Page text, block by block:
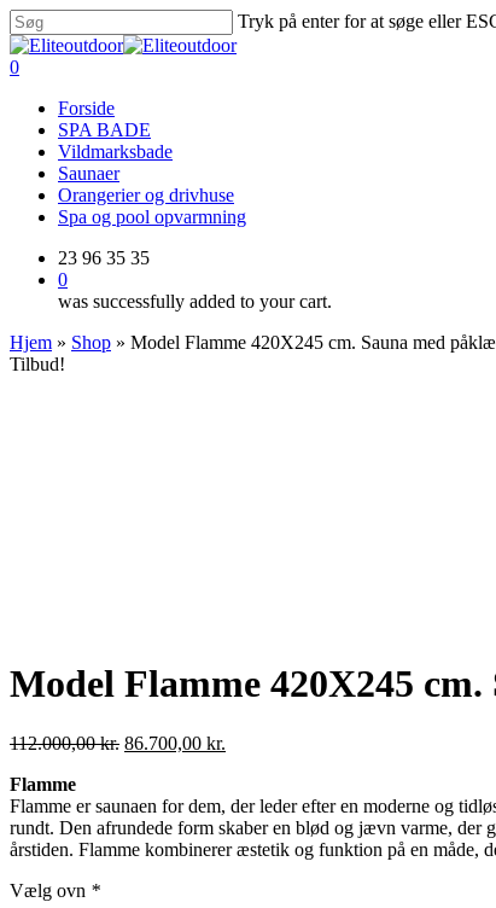
Skip
to
main
Tryk på enter for at søge eller
Close
Search
0
Forside
SPA BADE
Vildmarksbade
Saunaer
Orangerier og drivhuse
Spa og pool opvarmning
23 96 35 35
0
was successfully added to your cart.
Hjem » Shop » Model Flamme 420X245 cm. Sauna med
Tilbud!
Model Flamme 420X245
112.000,00kr. Den
var:
112.000,00 kr..
86.700,00 kr.
er:
86.700,00 kr..
Flamme
Flamme er saunaen for dem, der leder efter en moderne og
rundt. Den afrundede form skaber en blød og jævn varme, der
årstiden. Flamme kombinerer æstetik og funktion på en måde,
Vælg ovn *